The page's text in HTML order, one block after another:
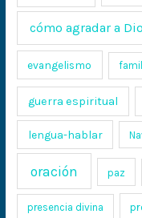
cómo agradar a
evangelismo
guerra espiritual
lengua-hablar
oración paz
presencia divina